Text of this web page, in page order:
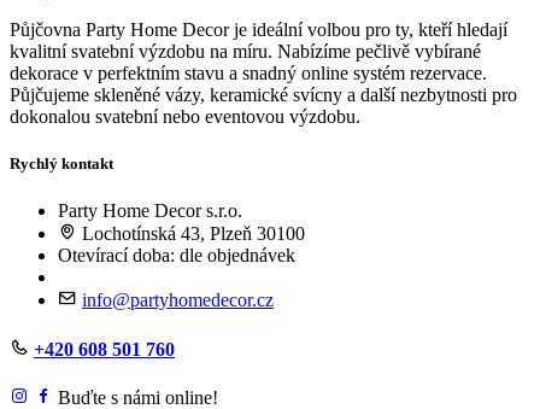
Půjčovna Party Home Decor je ideální volbou pro ty, kteří hledají
kvalitní svatební výzdobu na míru. Nabízíme pečlivě vybírané
dekorace v perfektním stavu a snadný online systém rezervace.
Půjčujeme skleněné vázy, keramické svícny a další nezbytnosti pro
dokonalou svatební nebo eventovou výzdobu.
Rychlý kontakt
Party Home Decor s.r.o.
Lochotínská 43, Plzeň 30100
Otevírací doba: dle objednávek
info@partyhomedecor.cz
+420 608 501 760
Buďte s námi online!